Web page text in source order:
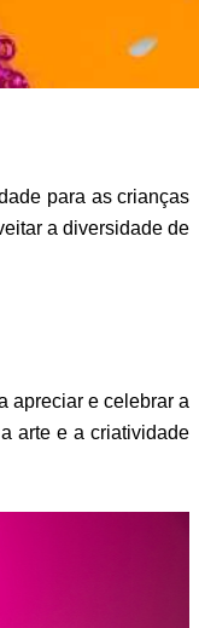
para as crianças
apreciar e celebrar a
arte e a criatividade